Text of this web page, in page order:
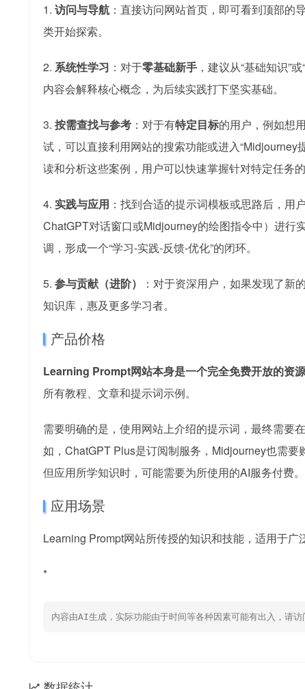
1. 访问与导航 ：直接访问网站首页，即可看到顶部
类开始探索。
2. 系统性学习 ：对于零基础新手 ，建议从“基础知识”
内容会解释核心概念，为后续实践打下坚实基础。
3. 按需查找与参考 ：对于有特定目标的用户，例如想
试，可以直接利用网站的搜索功能或进入“Midjourney
读和分析这些案例，用户可以快速掌握针对特定任务的
4. 实践与应用 ：找到合适的提示词模板或思路后，
ChatGPT对话窗口或Midjourney的绘图指令中）进行
调，形成一个“学习-实践-反馈-优化”的闭环。
5. 参与贡献（进阶）
：对于资深用户，如果发现了新
知识库，惠及更多学习者。
产品价格
Learning Prompt网站本身是一个完全免费开放的资源
所有教程、文章和提示词示例。
需要明确的是，使用网站上介绍的提示词，最终需要
如，ChatGPT Plus是订阅制服务，Midjourney也需
但应用所学知识时，可能需要为所使用的AI服务付费。
应用场景
Learning Prompt网站所传授的知识和技能，适用于广
*
内容由AI生成，实际功能由于时间等各种因素可能有出入，请访